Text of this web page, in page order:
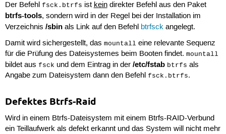
Der Befehl fsck.btrfs ist keindirekter Befehl aus den Paket
btrfs-tools, sondern wird in der Regel bei der Installation im
Verzeichnis /sbinals Link auf den Befehl btrfsckangelegt.
Damit wird sichergestellt, das mountall eine relevante Sequenz
für die Prüfung des Dateisystemes beim Booten findet. mountall
bildet aus fsck und dem Eintrag in der /etc/fstab btrfs als
Angabe zum Dateisystem dann den Befehl fsck.btrfs.
Defektes Btrfs-Raid
Wird in einem Btrfs-Dateisystem mit einem Btrfs-RAID-Verbund
ein Teillaufwerk als defekt erkannt und das System will nicht mehr